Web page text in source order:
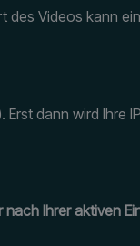
des Videos kann
dann wird Ihre
nach Ihrer aktiven